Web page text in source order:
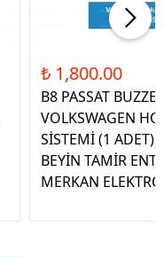
₺ 1,800.00
B8 PASSAT
VOLKSWAGEN
SİSTEMİ (1 ADET)
BEYİN TAMİR
MERKAN